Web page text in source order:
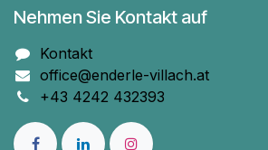
Nehmen Sie Kontakt auf
Kontakt
office@enderle-villach.at
+43 4242 432393